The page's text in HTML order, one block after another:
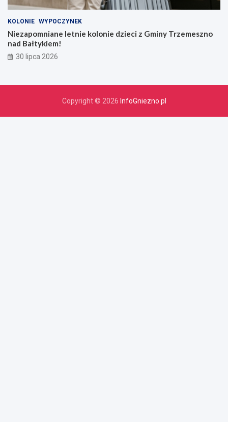
KOLONIE WYPOCZYNEK
Niezapomniane letnie kolonie dzieci z Gminy Trzemeszno
nad Bałtykiem!
30 lipca 2026
Copyright © 2026 InfoGniezno.pl